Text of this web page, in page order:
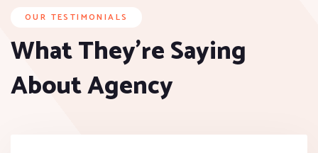
OUR TESTIMONIALS
What They’re Saying
About Agency